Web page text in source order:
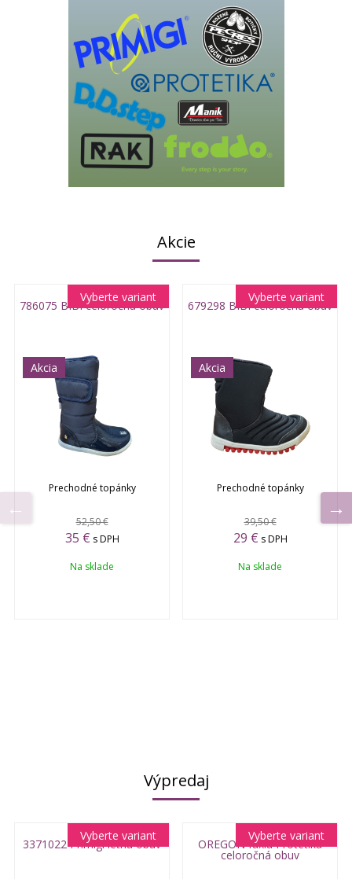
Akcie
786075 BIBI celoročná obuv
Akcia
Prechodné topánky
52,50 €
35 € s DPH
Vyberte variant
Na sklade
679298 BIBI celoročná obuv
Akcia
Prechodné topánky
39,50 €
29 € s DPH
Vyberte variant
Na sklade
Výpredaj
3371022 Primigi letná obuv
Vyberte variant
OREGON fuxia Protetika
celoročná obuv
Vyberte variant